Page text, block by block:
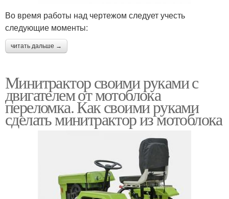
Во время работы над чертежом следует учесть
следующие моменты:
читать дальше →
Минитрактор своими руками с
двигателем от мотоблока
переломка. Как своими руками
сделать минитрактор из мотоблока